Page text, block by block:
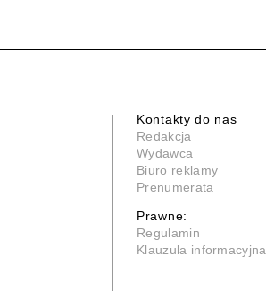
Kontakty do nas
Redakcja
Wydawca
Biuro reklamy
Prenumerata
Prawne:
Regulamin
Klauzula informacyjna